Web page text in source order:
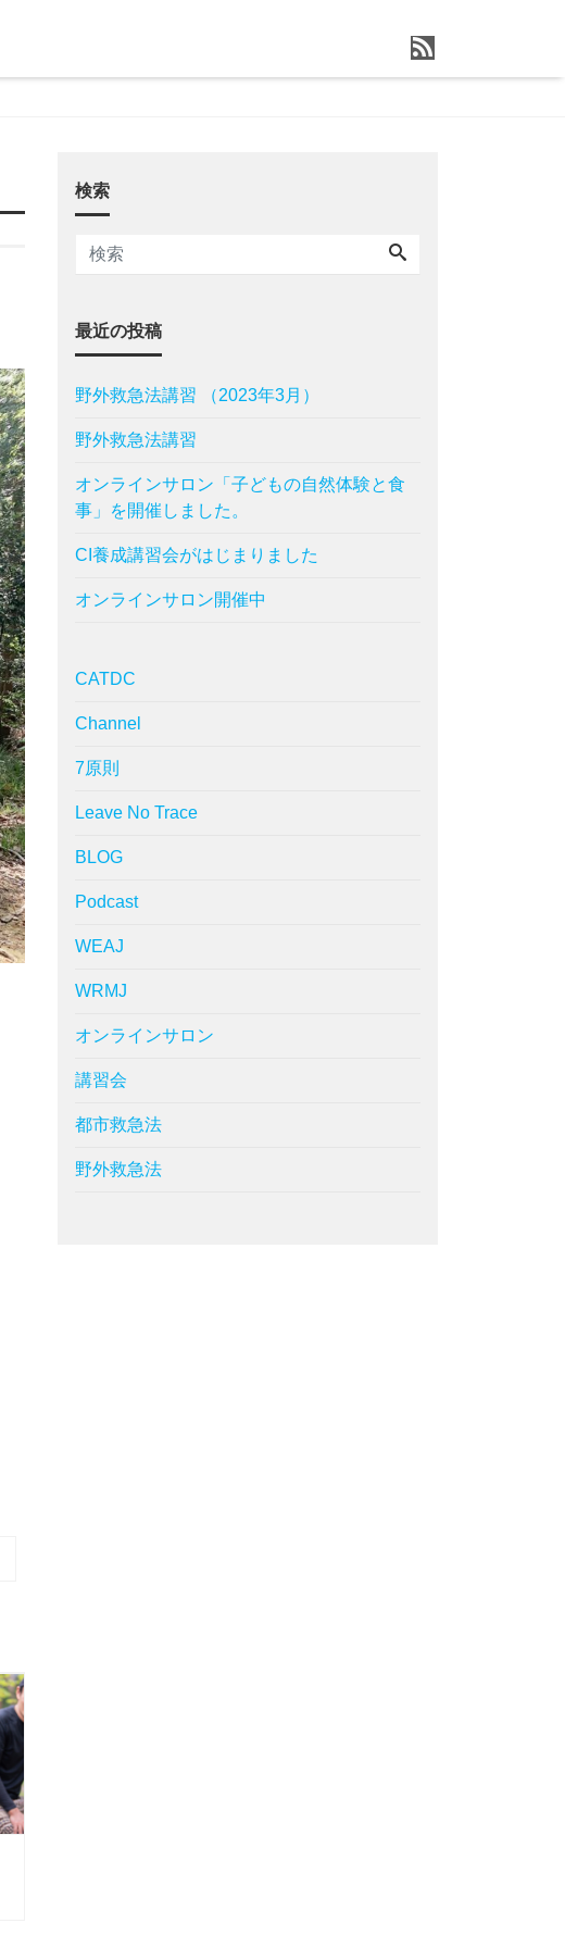
検索
最近の投稿
野外救急法講習 （2023年3月）
野外救急法講習
オンラインサロン「子どもの自然体験と食
事」を開催しました。
CI養成講習会がはじまりました
オンラインサロン開催中
CATDC
Channel
7原則
Leave No Trace
BLOG
Podcast
WEAJ
WRMJ
オンラインサロン
講習会
都市救急法
野外救急法